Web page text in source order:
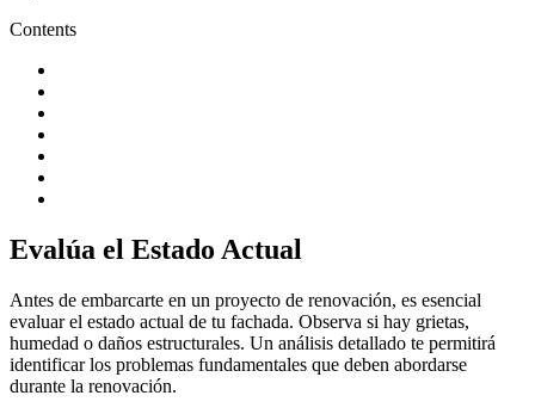
Contents
Evalúa el Estado Actual
Antes de embarcarte en un proyecto de renovación, es esencial
evaluar el estado actual de tu fachada. Observa si hay grietas,
humedad o daños estructurales. Un análisis detallado te permitirá
identificar los problemas fundamentales que deben abordarse
durante la renovación.